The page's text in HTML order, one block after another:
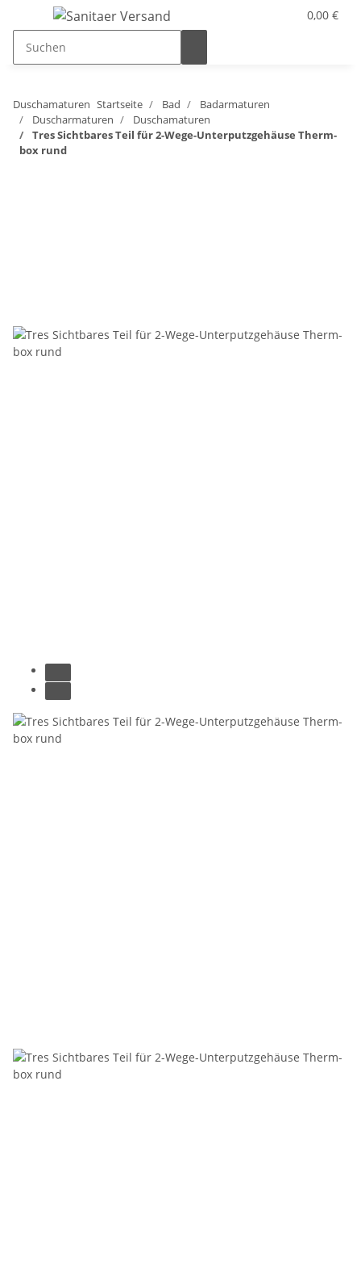
0,00 €
Duschamaturen Startseite Bad
Badarmaturen
Duscharmaturen
Duschamaturen
Tres Sichtbares Teil für 2-Wege-Unterputzgehäuse Therm-
box rund